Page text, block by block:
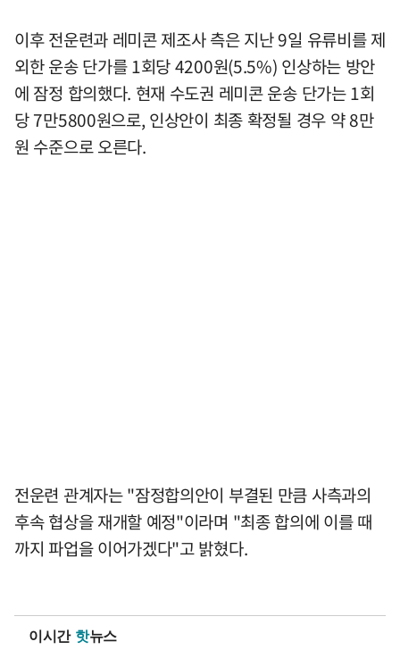
이후 전운련과 레미콘 제조사 측은 지난 9일 유류비를 제
외한 운송 단가를 1회당 4200원(5.5%) 인상하는 방안
에 잠정 합의했다. 현재 수도권 레미콘 운송 단가는 1회
당 7만5800원으로, 인상안이 최종 확정될 경우 약 8만
원 수준으로 오른다.
전운련 관계자는 "잠정합의안이 부결된 만큼 사측과의
후속 협상을 재개할 예정"이라며 "최종 합의에 이를 때
까지 파업을 이어가겠다"고 밝혔다.
이시간 핫뉴스